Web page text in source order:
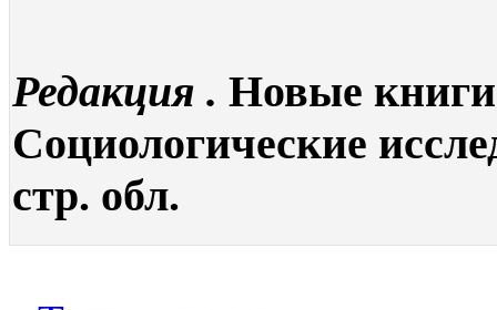
Редакция . Новые
Социологические
стр. обл.